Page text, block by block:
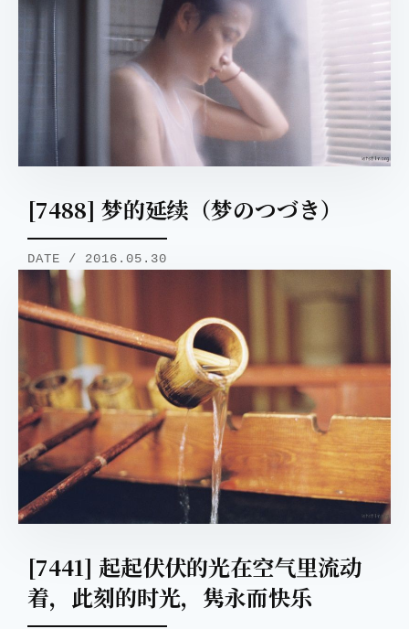
[7488] 梦的延续（梦のつづき）
DATE / 2016.05.30
[7441] 起起伏伏的光在空气里流动
着，此刻的时光，隽永而快乐